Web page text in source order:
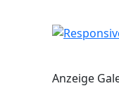
Anzeige